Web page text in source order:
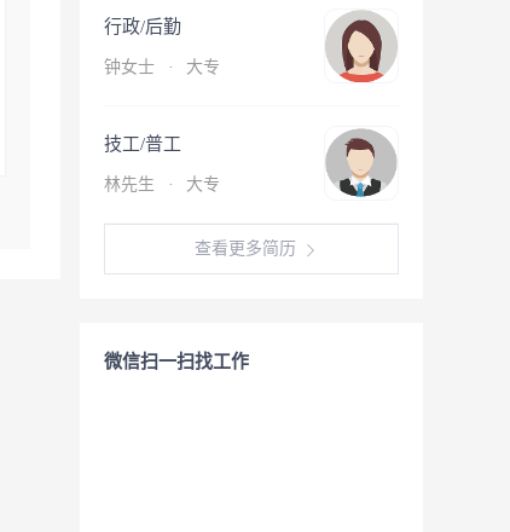
行政/后勤
钟女士 · 大专
技工/普工
林先生 · 大专
查看更多简历
微信扫一扫找工作